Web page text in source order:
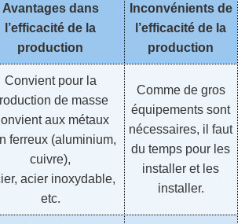
Avantages dans
l’efficacité de la
production
Inconvénients de
l’efficacité de la
production
Convient pour la
de masse
aux métaux
ferreux (aluminium,
cuivre),
acier inoxydable,
etc.
Comme de gros
équipements sont
nécessaires, il faut
du temps pour les
installer et les
installer.